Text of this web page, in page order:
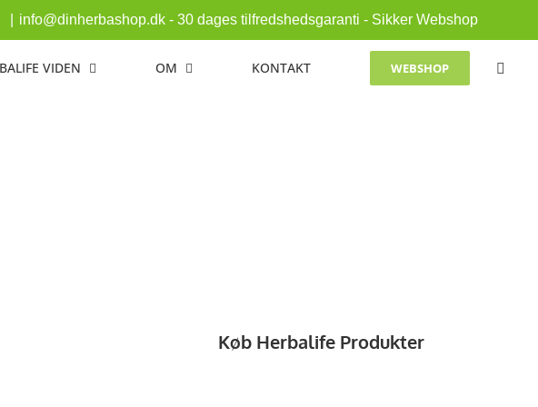
info@dinherbashop.dk - 30 dages tilfredshedsgaranti - Sikker Webshop
VIDEN OM KONTAKT WEBSHOP
Køb Herbalife Produkter